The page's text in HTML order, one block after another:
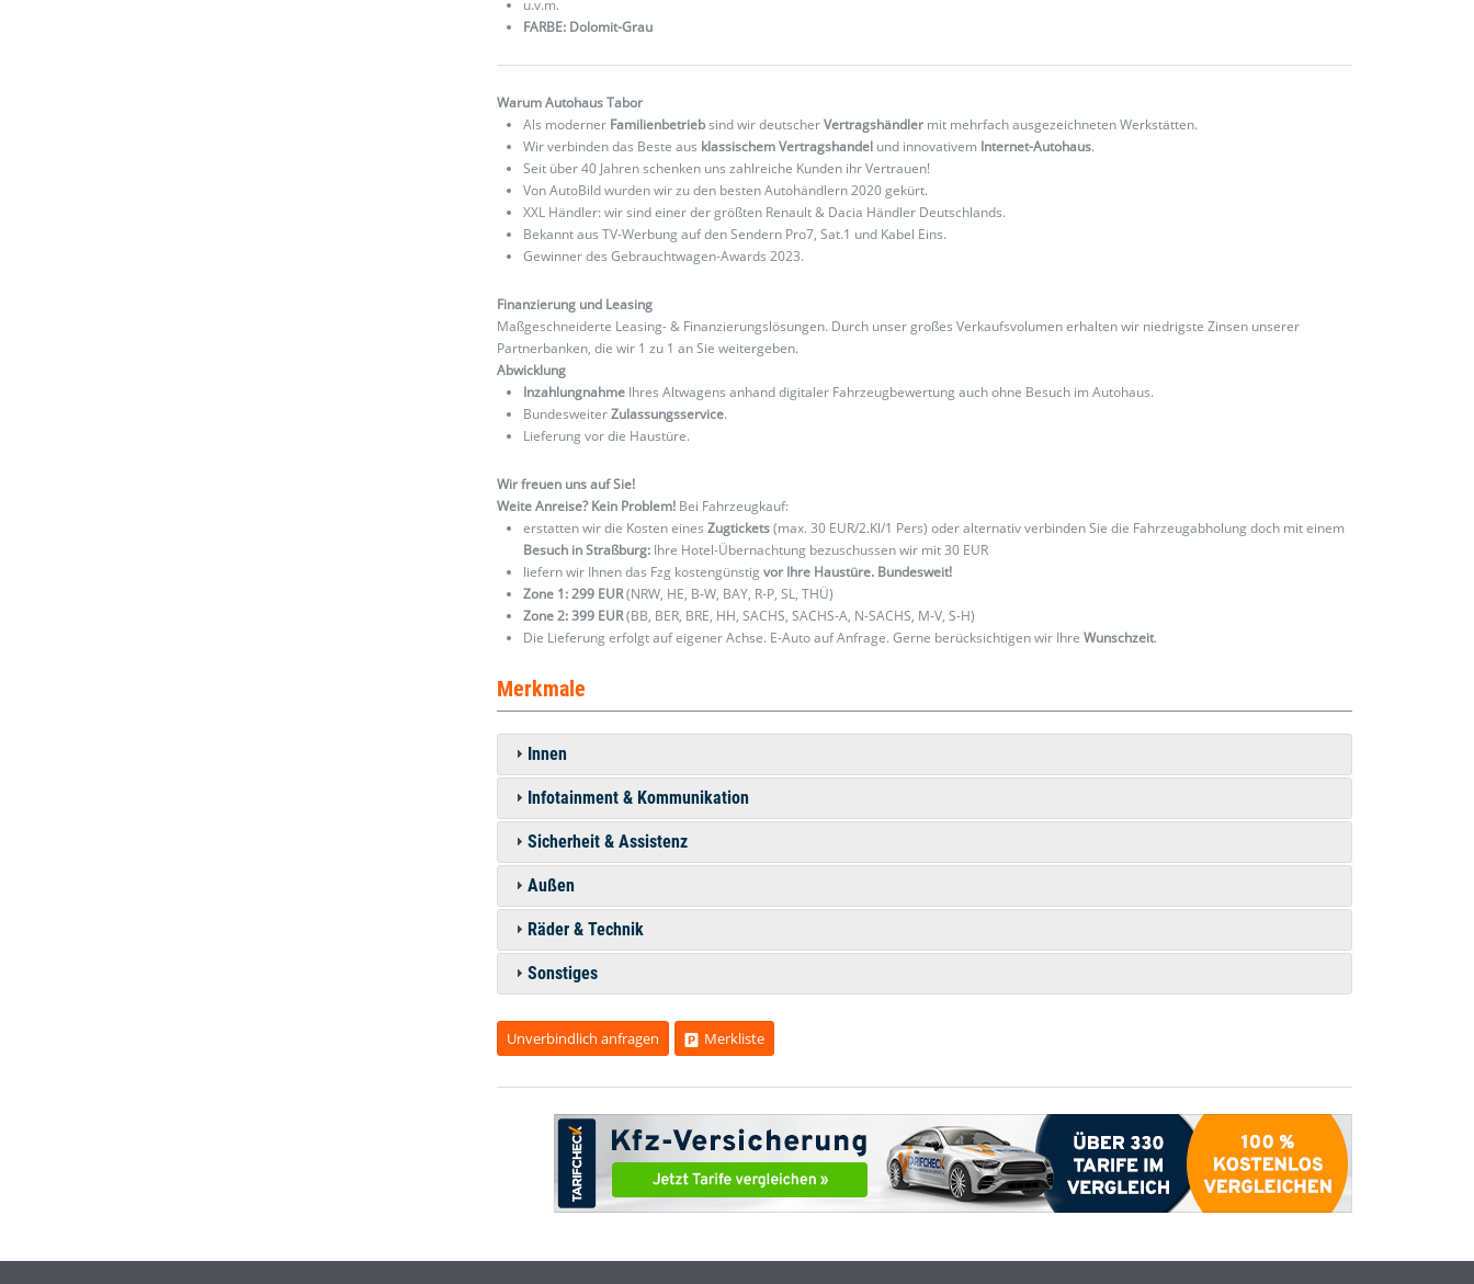
u.v.m.
FARBE: Dolomit-Grau
Warum Autohaus Tabor
Als moderner Familienbetriebsind wir deutscherVertragshändler mit mehrfach ausgezeichneten Werkstätten.
Wir verbinden das Beste aus klassischem Vertragshandel und innovativem Internet-Autohaus.
Seit über 40 Jahren schenken uns zahlreiche Kunden ihr Vertrauen!
Von AutoBild wurden wir zu den besten Autohändlern 2020 gekürt.
XXL Händler: wir sind einer der größten Renault & Dacia Händler Deutschlands.
Bekannt aus TV-Werbung auf den Sendern Pro7, Sat.1 und Kabel Eins.
Gewinner des Gebrauchtwagen-Awards 2023.
Finanzierung und Leasing
Maßgeschneiderte Leasing- & Finanzierungslösungen. Durch unser großes Verkaufsvolumen erhalten wir niedrigste Zinsen unserer
Partnerbanken, die wir 1 zu 1 an Sie weitergeben.
Abwicklung
Inzahlungnahme Ihres Altwagens anhand digitaler Fahrzeugbewertung auch ohne Besuch im Autohaus.
BundesweiterZulassungsservice.
Lieferung vor die Haustüre.
Wir freuen uns auf Sie!
Weite Anreise? Kein Problem! Bei Fahrzeugkauf:
erstatten wir die Kosten einesZugtickets(max. 30 EUR/2.Kl/1 Pers) oder alternativ verbinden Sie die Fahrzeugabholung doch mit einem
Besuch in Straßburg: Ihre Hotel-Übernachtung bezuschussen wir mit 30 EUR
liefern wir Ihnen das Fzg kostengünstigvor Ihre Haustüre. Bundesweit!
Zone 1: 299 EUR(NRW, HE, B-W, BAY, R-P, SL, THÜ)
Zone 2: 399 EUR(BB, BER, BRE, HH, SACHS, SACHS-A, N-SACHS, M-V, S-H)
Die Lieferung erfolgt auf eigener Achse. E-Auto auf Anfrage. Gerne berücksichtigen wir IhreWunschzeit.
Merkmale
Innen
Infotainment & Kommunikation
Sicherheit & Assistenz
Außen
Räder & Technik
Sonstiges
Unverbindlich anfragen Merkliste